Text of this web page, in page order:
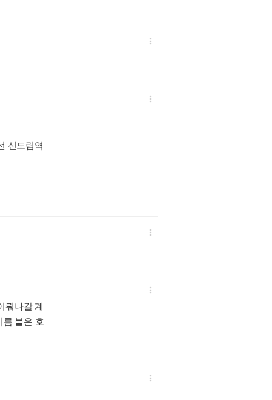

신도림역


뤄나갈 계
름 붙은 호

